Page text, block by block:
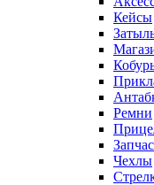
Кейсы
Ремни
Чехлы